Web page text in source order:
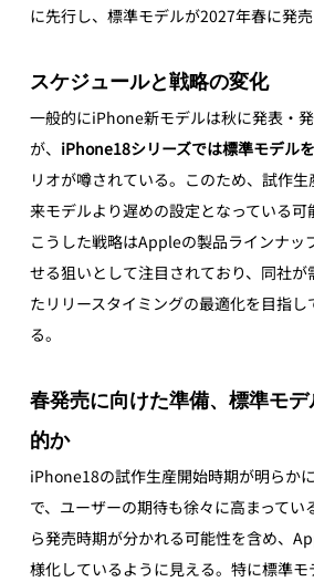
に先行し、標準モデルが2027年春に発売
スケジュールと戦略の変化
一般的にiPhone新モデルは秋に発表・
が、 iPhone18シリーズでは標準モデル
リオが噂されている。このため、試作
来モデルより遅めの設定となっている可
こうした戦略はAppleの製品ラインナッ
せる狙いとして注目されており、同社
たリリースタイミングの最適化を目指
る。
春発売に向けた準備、標準モ
的か
iPhone18の試作生産開始時期が明らか
で、ユーザーの期待も徐々に高まってい
ら発売時期が分かれる可能性を含め、
様化しているように見える。特に標準